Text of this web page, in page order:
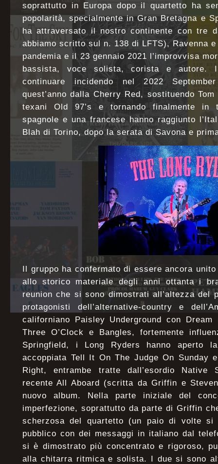
soprattutto in Europa dopo il quartetto ha
popolarità, specialmente in Gran Bretagna e
ha attraversato il nostro continente con tre
abbiamo scritto sul n. 138 di LFTS), Ravenna
pandemia e il 23 gennaio 2021 l’improvvisa
bassista, voce solista, corista e autore.
continuare incidendo nel 2022
quest’anno dalla Cherry Red, sostituendo
texani Old 97’s e tornando finalmente in
spagnole e una francese hanno raggiunto
Blah di Torino, dopo la serata di Savona e
Il gruppo ha confermato di essere ancora
allo storico materiale degli anni ottanta i
reunion che si sono dimostrati all’altezza del
protagonisti dell’alternative-country e
californiano Paisley Underground con Dream
Three O’Clock e Bangles, fortemente
Springfield, i Long Ryders hanno aperto
accoppiata Tell It On The Judge On Sunday e
Right, entrambe tratte dall’esordio Native
recente All Aboard (scritta da Griffin e
nuovo album. Nella parte iniziale del
imperfezione, soprattutto da parte di Griffin
scherzosa del quartetto (un paio di volte
pubblico con dei messaggi in italiano dal
si è dimostrato più concentrato e rigoroso,
alla chitarra ritmica e solista. I due si sono